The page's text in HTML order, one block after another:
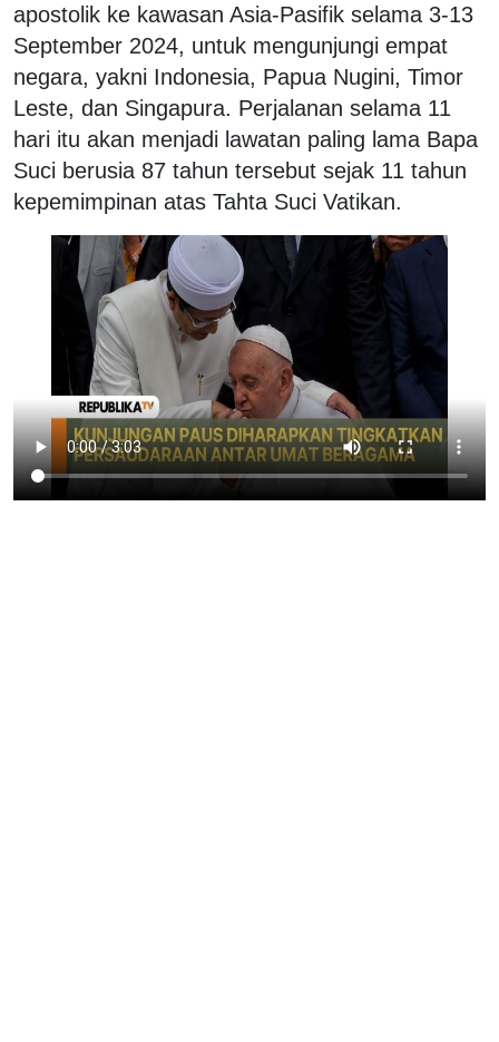
apostolik ke kawasan Asia-Pasifik selama 3-13
September 2024, untuk mengunjungi empat
negara, yakni Indonesia, Papua Nugini, Timor
Leste, dan Singapura. Perjalanan selama 11
hari itu akan menjadi lawatan paling lama Bapa
Suci berusia 87 tahun tersebut sejak 11 tahun
kepemimpinan atas Tahta Suci Vatikan.